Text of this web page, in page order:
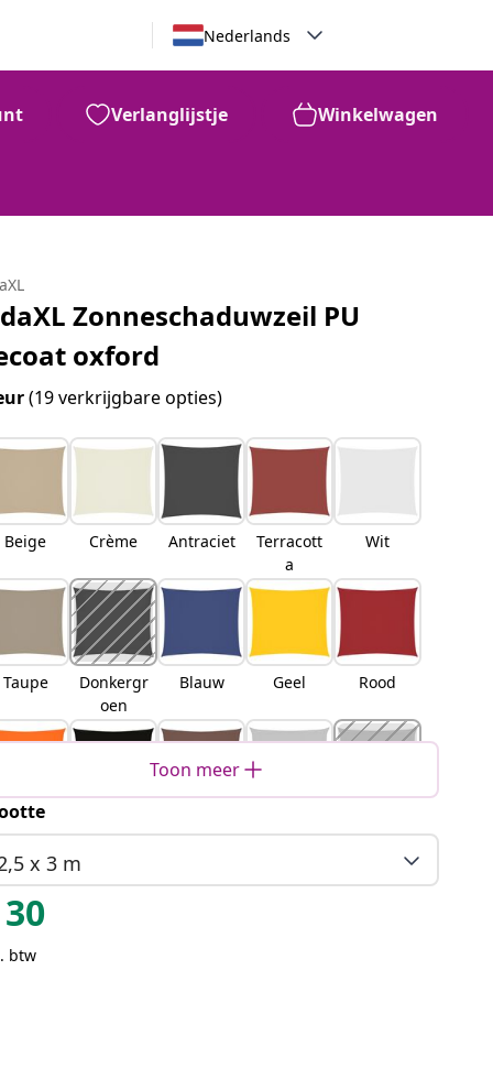
Nederlands
Verlanglijstje Winkelwagen
Zonneschaduwzeil PU
oxford
(19 verkrijgbare opties)
Beige Crème Antraciet
Terracott
a
Wit
Taupe
Donkergr
oen
Blauw Geel Rood
Oranje
Oranje
Toon meer
x 3 m
30
btw